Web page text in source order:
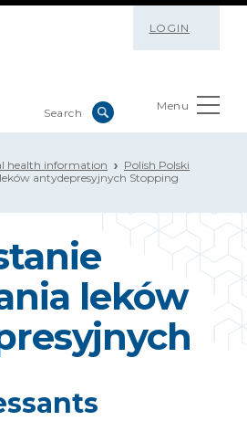
LOGIN
Menu
health information
Polish Polski
antydepresyjnych Stopping
leków